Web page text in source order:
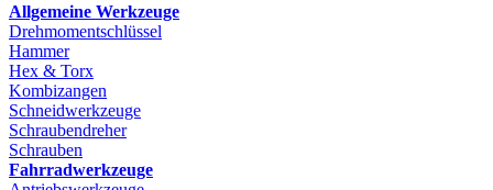
Allgemeine Werkzeuge
Drehmomentschlüssel
Hammer
Hex & Torx
Kombizangen
Schneidwerkzeuge
Schraubendreher
Schrauben
Fahrradwerkzeuge